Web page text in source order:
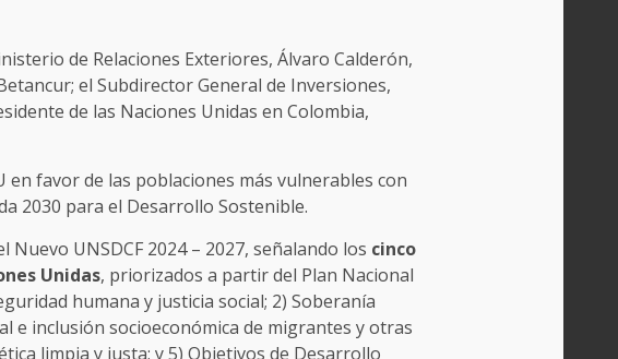
de Relaciones Exteriores, Álvaro Calderón,
el Subdirector General de Inversiones,
de las Naciones Unidas en Colombia,
en favor de las poblaciones más vulnerables con
2030 para el Desarrollo Sostenible.
UNSDCF 2024 – 2027, señalando los cinco
Unidas, priorizados a partir del Plan Nacional
humana y justicia social; 2) Soberanía
inclusión socioeconómica de migrantes y otras
limpia y justa; y 5) Objetivos de Desarrollo